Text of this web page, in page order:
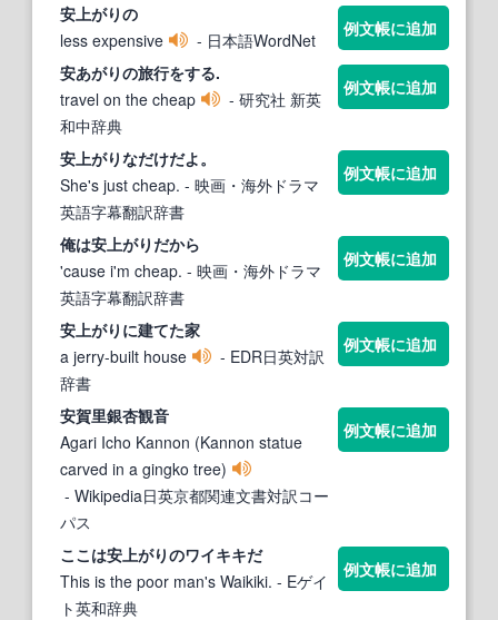
安 上がりの
less expensive
- 日本語WordNet
例文帳に追加
安あがりの旅行をする.
travel on the cheap
- 研究社 新英
和中辞典
例文帳に追加
安 上がりなだけだよ。
She's just cheap. - 映画・海外ドラマ
英語字幕翻訳辞書
例文帳に追加
俺は安 上がりだから
'cause i'm cheap. - 映画・海外ドラマ
英語字幕翻訳辞書
例文帳に追加
安 上がりに建てた家
a jerry-built house
- EDR日英対訳
辞書
例文帳に追加
安賀里銀杏観音
Agari Icho Kannon (Kannon statue
carved in a gingko tree)
- Wikipedia日英京都関連文書対訳コー
パス
例文帳に追加
ここは安 上がりのワイキキだ
This is the poor man's Waikiki. - Eゲイ
ト英和辞典
例文帳に追加